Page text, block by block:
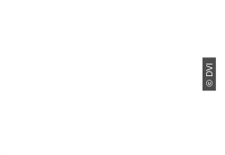
© DVI